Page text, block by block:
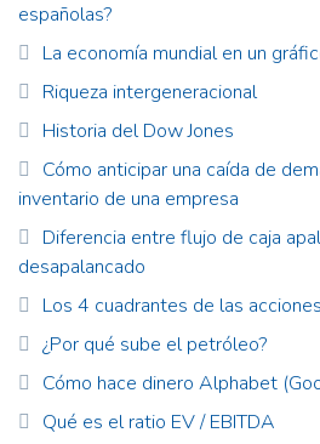
españolas?
La economía mundial en un
Riqueza intergeneracional
Historia del Dow Jones
Cómo anticipar una caída de
inventario de una empresa
Diferencia entre flujo de caja
desapalancado
Los 4 cuadrantes de las acciones
¿Por qué sube el petróleo?
Cómo hace dinero Alphabet
Qué es el ratio EV / EBITDA